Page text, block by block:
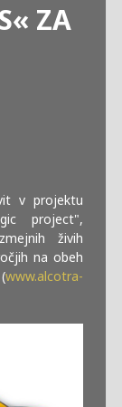
ZA
v projektu
project",
živih
na obeh
www.alcotra-